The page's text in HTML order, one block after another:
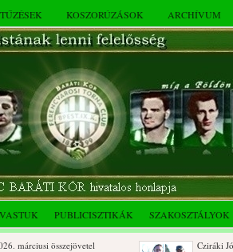
KOSZORÚZÁSOK ARCHÍVUM
PUBLICISZTIKÁK SZAKOSZTÁLYOK
összejövetel Cziráki József